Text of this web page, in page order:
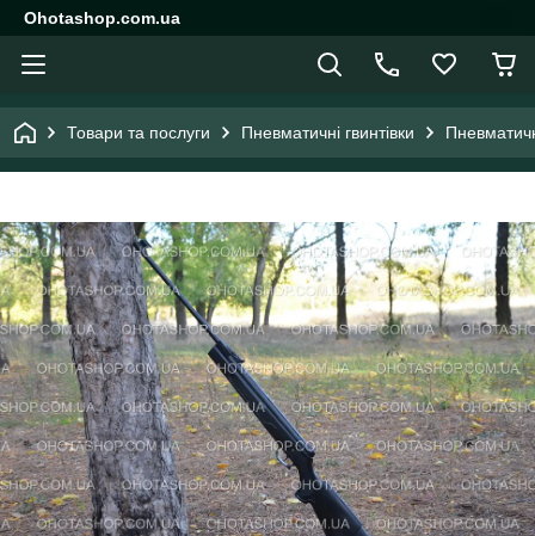
Ohotashop.com.ua
Товари та послуги Пневматичні гвинтівки